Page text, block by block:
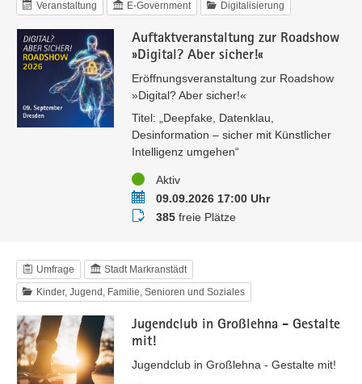
Veranstaltung E-Government Digitalisierung
Auftaktveranstaltung zur Roadshow
»Digital? Aber sicher!«
Eröffnungsveranstaltung zur Roadshow
»Digital? Aber sicher!«
Titel: „Deepfake, Datenklau,
Desinformation – sicher mit Künstlicher
Intelligenz umgehen“
StatusAktiv
Termin09.09.2026 17:00 Uhr
Buchungsstatus
385freie Plätze
Umfrage Stadt Markranstädt
Kinder, Jugend, Familie, Senioren und Soziales
Jugendclub in Großlehna - Gestalte
mit!
Jugendclub in Großlehna - Gestalte mit!